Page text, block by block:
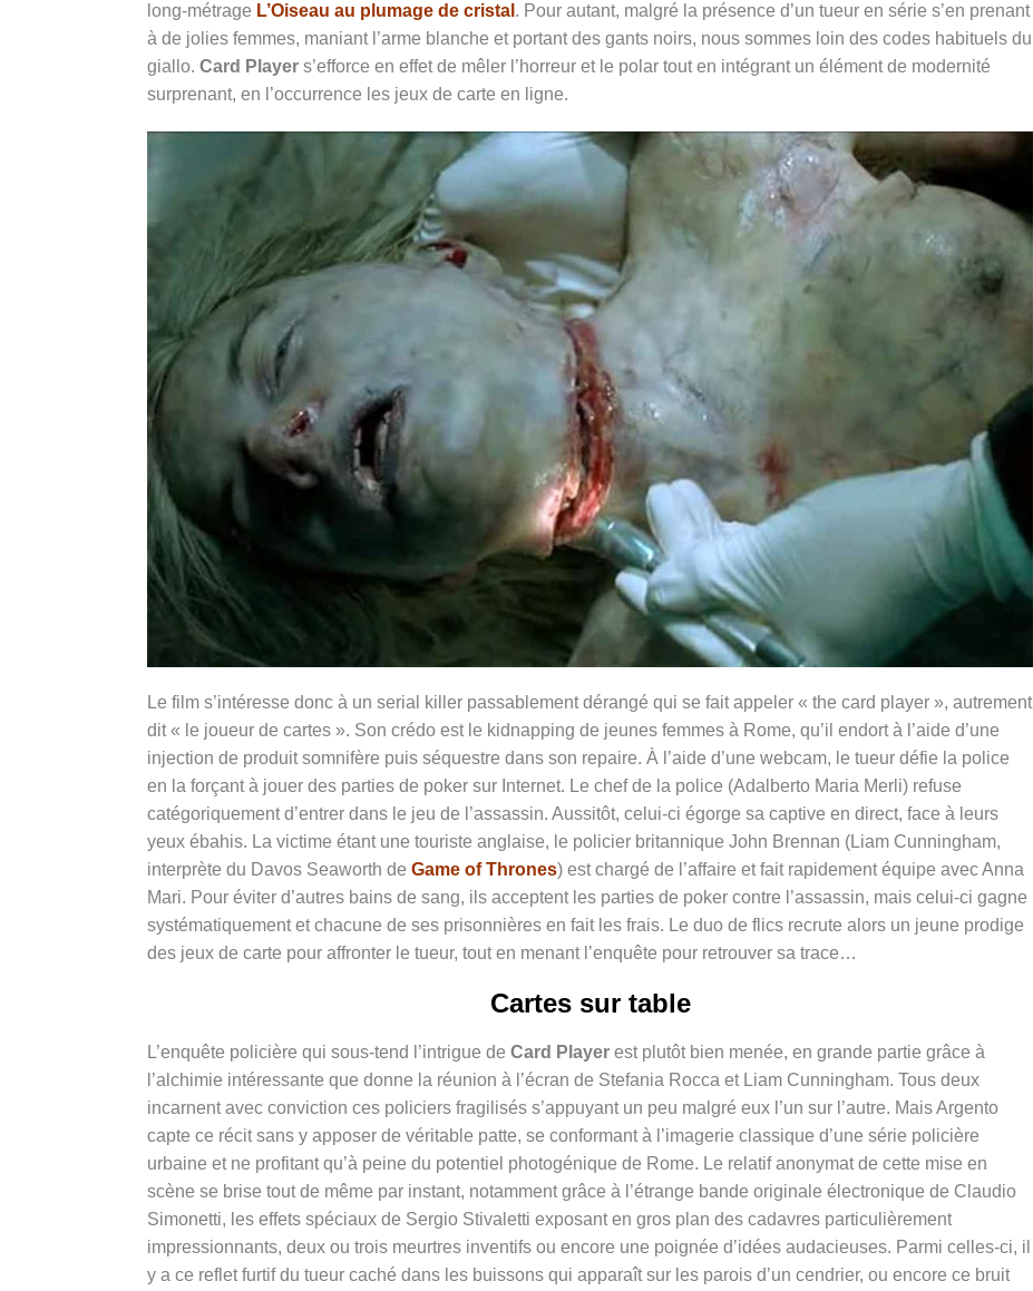
long-métrage L’Oiseau au plumage de cristal . Pour autant, malgré la présence d’un tueur en série s’en prenant
à de jolies femmes, maniant l’arme blanche et portant des gants noirs, nous sommes loin des codes habituels du
giallo. Card Player s’efforce en effet de mêler l’horreur et le polar tout en intégrant un élément de modernité
surprenant, en l’occurrence les jeux de carte en ligne.
Le film s’intéresse donc à un serial killer passablement dérangé qui se fait appeler « the card player », autrement
dit « le joueur de cartes ». Son crédo est le kidnapping de jeunes femmes à Rome, qu’il endort à l’aide d’une
injection de produit somnifère puis séquestre dans son repaire. À l’aide d’une webcam, le tueur défie la police
en la forçant à jouer des parties de poker sur Internet. Le chef de la police (Adalberto Maria Merli) refuse
catégoriquement d’entrer dans le jeu de l’assassin. Aussitôt, celui-ci égorge sa captive en direct, face à leurs
yeux ébahis. La victime étant une touriste anglaise, le policier britannique John Brennan (Liam Cunningham,
interprète du Davos Seaworth de Game of Thrones) est chargé de l’affaire et fait rapidement équipe avec Anna
Mari. Pour éviter d’autres bains de sang, ils acceptent les parties de poker contre l’assassin, mais celui-ci gagne
systématiquement et chacune de ses prisonnières en fait les frais. Le duo de flics recrute alors un jeune prodige
des jeux de carte pour affronter le tueur, tout en menant l’enquête pour retrouver sa trace…
Cartes sur table
L’enquête policière qui sous-tend l’intrigue de Card Player est plutôt bien menée, en grande partie grâce à
l’alchimie intéressante que donne la réunion à l’écran de Stefania Rocca et Liam Cunningham. Tous deux
incarnent avec conviction ces policiers fragilisés s’appuyant un peu malgré eux l’un sur l’autre. Mais Argento
capte ce récit sans y apposer de véritable patte, se conformant à l’imagerie classique d’une série policière
urbaine et ne profitant qu’à peine du potentiel photogénique de Rome. Le relatif anonymat de cette mise en
scène se brise tout de même par instant, notamment grâce à l’étrange bande originale électronique de Claudio
Simonetti, les effets spéciaux de Sergio Stivaletti exposant en gros plan des cadavres particulièrement
impressionnants, deux ou trois meurtres inventifs ou encore une poignée d’idées audacieuses. Parmi celles-ci, il
y a ce reflet furtif du tueur caché dans les buissons qui apparaît sur les parois d’un cendrier, ou encore ce bruit